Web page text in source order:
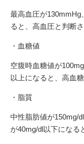
最高血圧が130mmHg
ると、高血圧と判断さ
・血糖値
空腹時血糖値が
以上になると、高血
・脂質
中性脂肪値が150mg/
が40mg/dl以下になる